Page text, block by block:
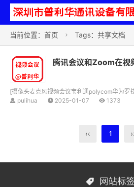
当前位置： 首页  Tags：共享文档
腾讯会议和Zoom在视
[摄像头麦克风视频会议宝利通polycom华为罗
pulihua
2025-01-07 1373
‹‹ 1
 网站标签